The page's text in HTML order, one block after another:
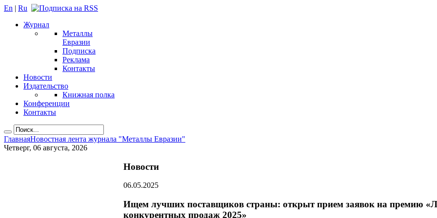
En | Ru
Журнал
Металлы
Евразии
Подписка
Реклама
Контакты
Новости
Издательство
Книжная полка
Конференции
Контакты
ГлавнаяНовостная лента журнала "Металлы Евразии"
Четверг, 06 августа, 2026
Новости
06.05.2025
Ищем лучших поставщиков страны: открыт прием заявок на премию
конкурентных продаж 2025»